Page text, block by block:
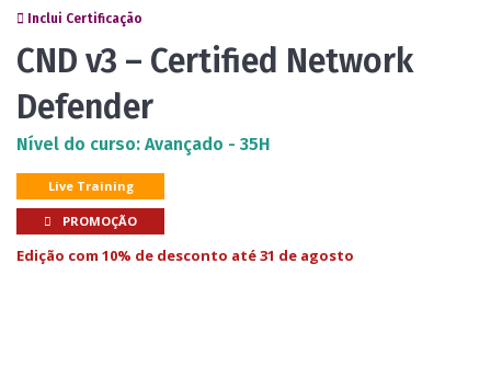
Inclui Certificação
CND v3 – Certified Network
Defender
Nível do curso: Avançado - 35H
Live Training
PROMOÇÃO
Edição com 10% de desconto até 31 de agosto